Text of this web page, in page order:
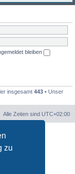
zu
bleiben
insgesamt 443 • Unser
Alle Zeiten sind UTC+02:00
Limited